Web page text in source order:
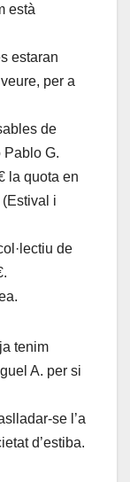
està
estaran
per a
de
Pablo G.
la quota en
i
de
tenim
A. per si
se l’a
d’estiba.